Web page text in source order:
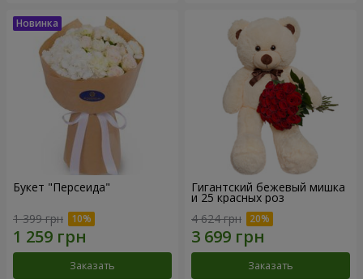
Букет "Персеида"
1 399 грн
Заказать
Гигантский бежевый мишка
и 25 красных роз
4 624 грн
Заказать